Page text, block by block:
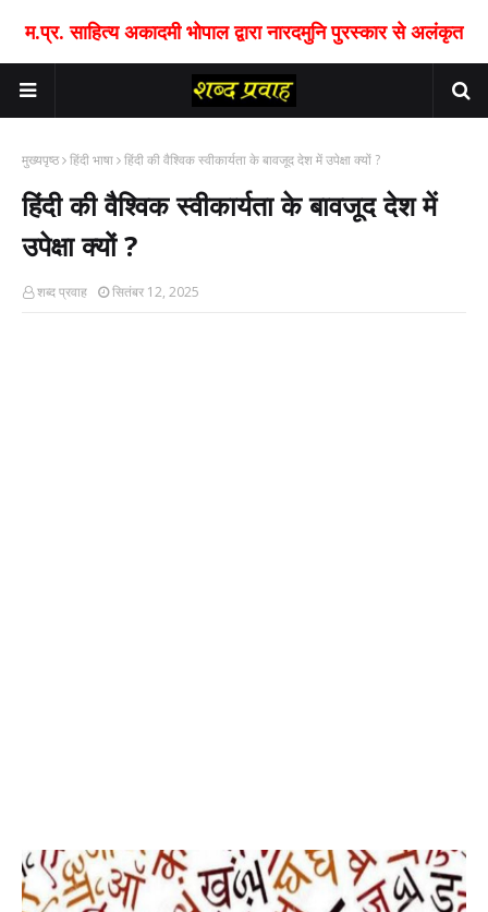
म.प्र. साहित्य अकादमी भोपाल द्वारा नारदमुनि पुरस्कार से अलंकृत
मुख्यपृष्ठ हिंदी भाषा हिंदी की वैश्विक स्वीकार्यता के बावजूद देश में उपेक्षा क्यों ?
हिंदी की वैश्विक स्वीकार्यता के बावजूद देश में
उपेक्षा क्यों ?
शब्द प्रवाह सितंबर 12, 2025